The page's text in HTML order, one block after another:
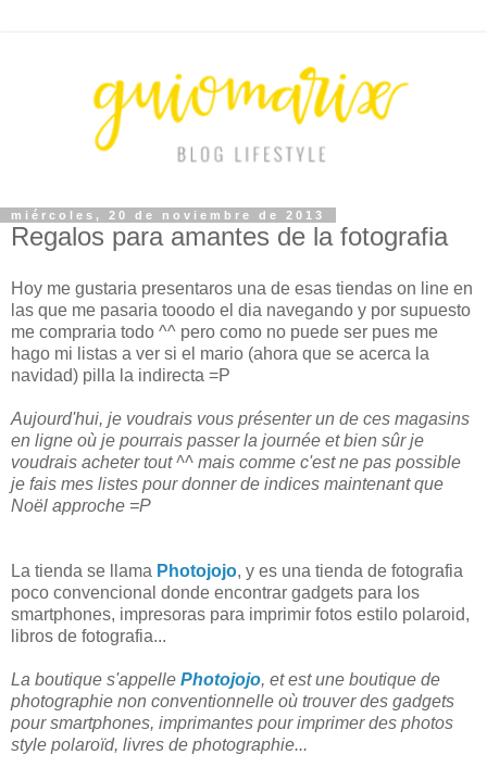
miércoles, 20 de noviembre de 2013
Regalos para amantes de la fotografia
Hoy me gustaria presentaros una de esas tiendas on line en
las que me pasaria tooodo el dia navegando y por supuesto
me compraria todo ^^ pero como no puede ser pues me
hago mi listas a ver si el mario (ahora que se acerca la
navidad) pilla la indirecta =P
Aujourd'hui, je voudrais vous présenter un de ces magasins
en ligne où je pourrais passer la journée et bien sûr je
voudrais acheter tout ^^ mais comme c'est ne pas possible
je fais mes listes pour donner de indices maintenant que
Noël approche =P
La tienda se llama Photojojo, y es una tienda de fotografia
poco convencional donde encontrar gadgets para los
smartphones, impresoras para imprimir fotos estilo polaroid,
libros de fotografia...
La boutique s'appelle Photojojo, et est une boutique de
photographie non conventionnelle où trouver des gadgets
pour smartphones, imprimantes pour imprimer des photos
style polaroïd, livres de photographie...